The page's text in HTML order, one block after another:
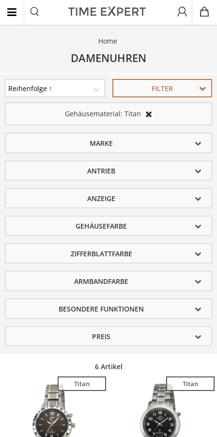
Home
DAMENUHREN
FILTER
Gehäusematerial: Titan
MARKE
ANTRIEB
ANZEIGE
GEHÄUSEFARBE
ZIFFERBLATTFARBE
ARMBANDFARBE
BESONDERE FUNKTIONEN
PREIS
6 Artikel
Titan Titan